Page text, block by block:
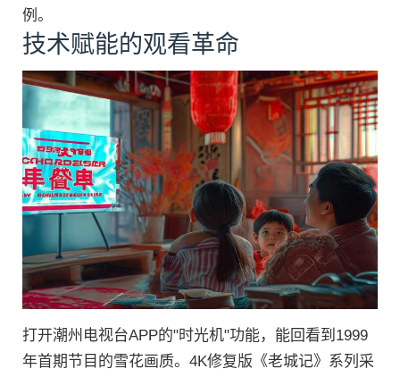
例。
技术赋能的观看革命
打开潮州电视台APP的"时光机"功能，能回看到1999
年首期节目的雪花画质。4K修复版《老城记》系列采